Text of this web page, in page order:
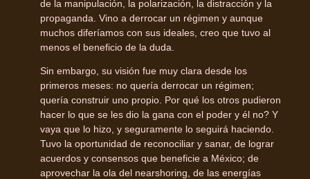
de la manipulación, la polarización, la distracción y la
propaganda. Vino a derrocar un régimen y aunque
muchos diferíamos con sus ideales, creo que tuvo al
menos el beneficio de la duda.
Sin embargo, su visión fue muy clara desde los
primeros meses: no quería derrocar un régimen;
quería construir uno propio. Por qué los otros pudieron
hacer lo que se les dio la gana con el poder y él no? Y
vaya que lo hizo, y seguramente lo seguirá haciendo.
Tuvo la oportunidad de reconociliar y sanar, de lograr
acuerdos y consensos que beneficie a México; de
aprovechar la ola del nearshoring, de las energías